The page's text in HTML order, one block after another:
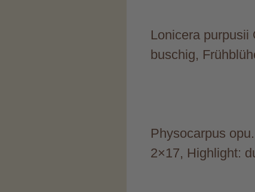
Lonicera purpusii
buschig,
Physocarpus
2×17, Highlight: